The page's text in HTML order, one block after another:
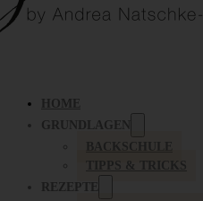
HOME
GRUNDLAGEN
BACKSCHULE
TIPPS & TRICKS
REZEPTE